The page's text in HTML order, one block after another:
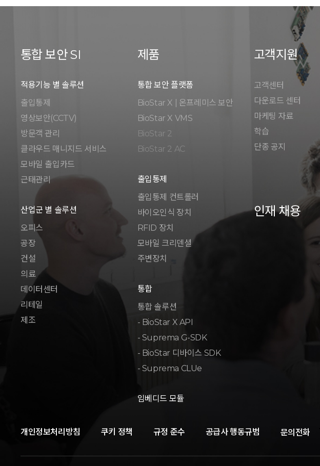
통합 보안 SI
적용기능 별 솔루션
출입통제
영상보안(CCTV)
방문객 관리
클라우드 매니지드 서비스
모바일 출입카드
근태관리
산업군 별 솔루션
오피스
공장
건설
의료
데이터센터
리테일
제조
제품
통합 보안 플랫폼
BioStar X | 온프레미스 보안
BioStar X VMS
BioStar 2
BioStar 2 AC
출입통제
출입통제 컨트롤러
바이오인식 장치
RFID 장치
모바일 크리덴셜
주변장치
통합
통합 솔루션
- BioStar X API
- Suprema G-SDK
- BioStar 디바이스 SDK
- Suprema CLUe
임베디드 모듈
고객지원
고객센터
다운로드 센터
마케팅 자료
학습
단종 공지
인재 채용
개인정보처리방침 쿠키 정책 규정 준수 공급사 행동규범 문의전화